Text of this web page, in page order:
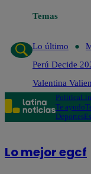
Temas
Lo último
Perú Decide
Valentina
Política
Te ayudo
Deportes
Lo mejor egcf